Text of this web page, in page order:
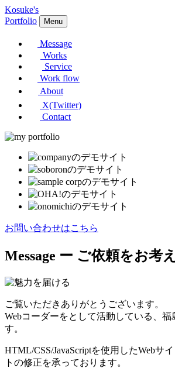
Kosuke's
Portfolio
Menu
Message
Works
Service
Work flow
About
X(Twitter)
Contact
お問い合わせはこちら
Message ー ご依頼をお考
ご覧いただきありがとうございます。
Webコーダーをとして活動している、福
す。
HTML/CSS/JavaScriptを使用したWebサ
トの修正を承っております。